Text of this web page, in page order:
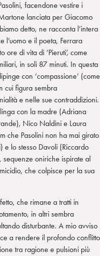
facendone vestire i
lanciata per Giacomo
detto, ne racconta l’intera
l’uomo e il poeta, Ferrara
di vita di ‘Pieruti’, come
in soli 87 minuti. In questa
con ‘compassione’ (come
cui figura sembra
e nelle sue contraddizioni.
con la madre (Adriana
Nico Naldini e Laura
che Pasolini non ha mai girato
e lo stesso Davoli (Riccardo
sequenze oniriche ispirate al
che colpisce per la sua
che rimane a tratti in
in altri sembra
disturbante. A mio avviso
a rendere il profondo conflitto
tra ragione e pulsioni più